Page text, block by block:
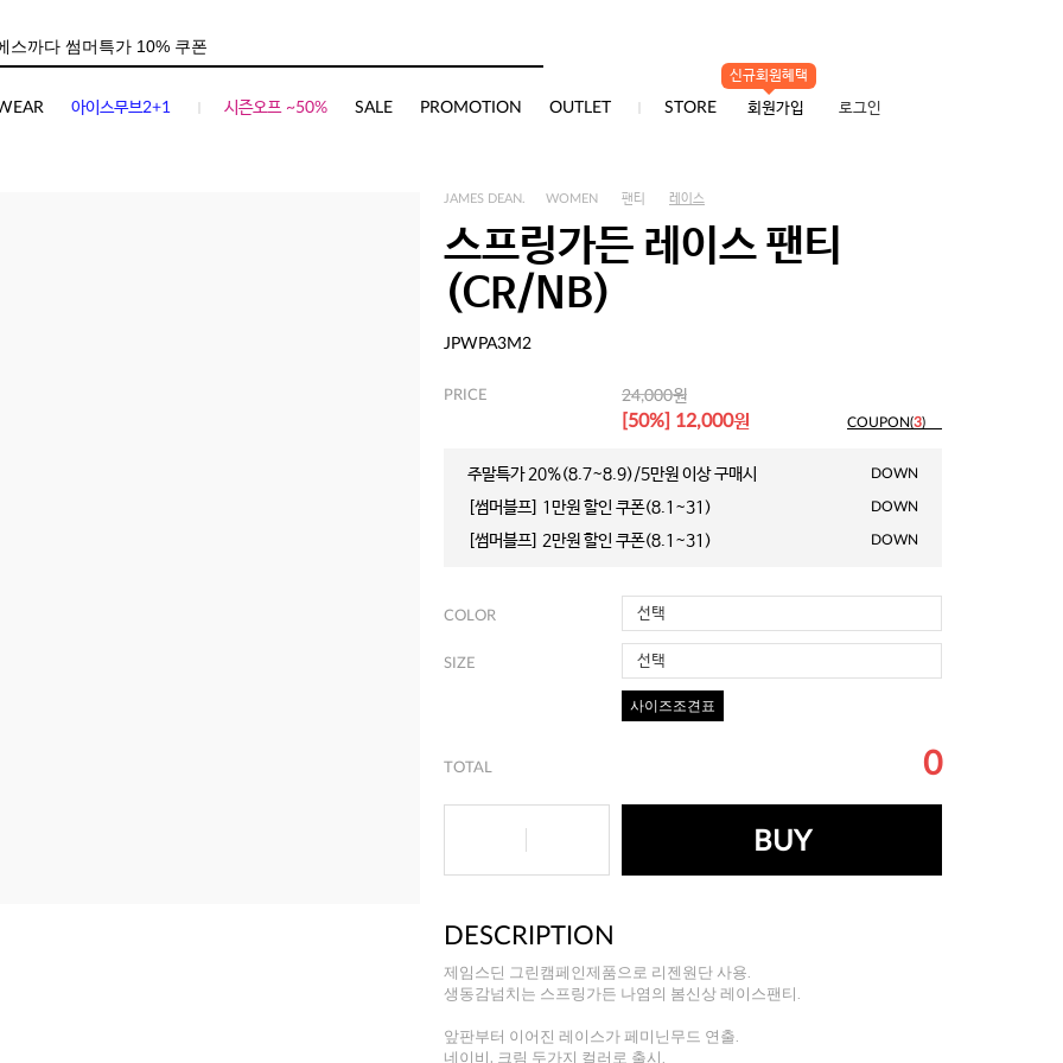
아이스무브2+1 시즌오프 ~50% SALE PROMOTION OUTLET STORE
신규회원혜택
회원가입 로그인
JAMES DEAN. WOMEN 팬티 레이스
스프링가든 레이스 팬티
(CR/NB)
JPWPA3M2
PRICE 24,000원
[50%] 12,000원 COUPON(3)
주말특가 20%(8.7~8.9)/5만원 이상 구매시 DOWN
[썸머블프] 1만원 할인 쿠폰(8.1~31) DOWN
[썸머블프] 2만원 할인 쿠폰(8.1~31) DOWN
COLOR 선택
SIZE 선택
사이즈조견표
TOTAL 0
BUY
DESCRIPTION
제임스딘 그린캠페인제품으로 리젠원단 사용.
생동감넘치는 스프링가든 나염의 봄신상 레이스팬티.
앞판부터 이어진 레이스가 페미닌무드 연출.
네이비, 크림 두가지 컬러로 출시.